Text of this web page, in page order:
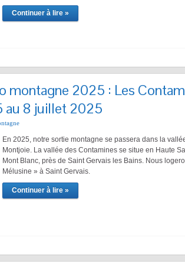
Continuer à lire »
montagne 2025 : Les
au 8 juillet 2025
En 2025, notre sortie montagne se passera dans la
Montjoie. La vallée des Contamines se situe en Haute
Mont Blanc, près de Saint Gervais les Bains. Nous
Mélusine » à Saint Gervais.
Continuer à lire »